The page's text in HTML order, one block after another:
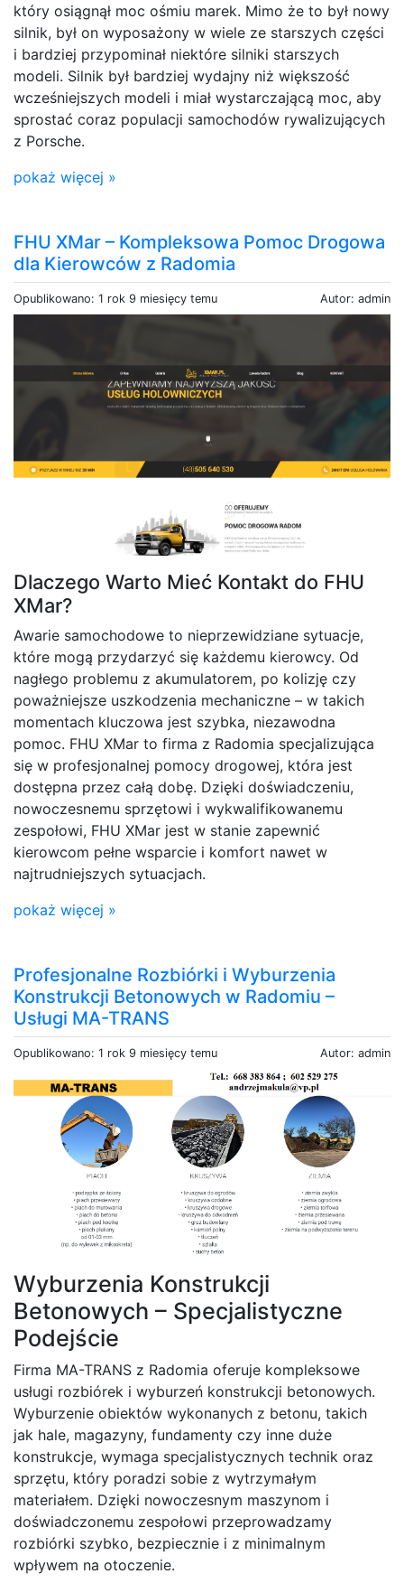
który osiągnął moc ośmiu marek. Mimo że to był nowy
silnik, był on wyposażony w wiele ze starszych części
i bardziej przypominał niektóre silniki starszych
modeli. Silnik był bardziej wydajny niż większość
wcześniejszych modeli i miał wystarczającą moc, aby
sprostać coraz populacji samochodów rywalizujących
z Porsche.
pokaż więcej »
FHU XMar – Kompleksowa Pomoc Drogowa
dla Kierowców z Radomia
Opublikowano: 1 rok 9 miesięcy temu Autor: admin
Dlaczego Warto Mieć Kontakt do FHU
XMar?
Awarie samochodowe to nieprzewidziane sytuacje,
które mogą przydarzyć się każdemu kierowcy. Od
nagłego problemu z akumulatorem, po kolizję czy
poważniejsze uszkodzenia mechaniczne – w takich
momentach kluczowa jest szybka, niezawodna
pomoc. FHU XMar to firma z Radomia specjalizująca
się w profesjonalnej pomocy drogowej, która jest
dostępna przez całą dobę. Dzięki doświadczeniu,
nowoczesnemu sprzętowi i wykwalifikowanemu
zespołowi, FHU XMar jest w stanie zapewnić
kierowcom pełne wsparcie i komfort nawet w
najtrudniejszych sytuacjach.
pokaż więcej »
Profesjonalne Rozbiórki i Wyburzenia
Konstrukcji Betonowych w Radomiu –
Usługi MA-TRANS
Opublikowano: 1 rok 9 miesięcy temu Autor: admin
Wyburzenia Konstrukcji
Betonowych – Specjalistyczne
Podejście
Firma MA-TRANS z Radomia oferuje kompleksowe
usługi rozbiórek i wyburzeń konstrukcji betonowych.
Wyburzenie obiektów wykonanych z betonu, takich
jak hale, magazyny, fundamenty czy inne duże
konstrukcje, wymaga specjalistycznych technik oraz
sprzętu, który poradzi sobie z wytrzymałym
materiałem. Dzięki nowoczesnym maszynom i
doświadczonemu zespołowi przeprowadzamy
rozbiórki szybko, bezpiecznie i z minimalnym
wpływem na otoczenie.